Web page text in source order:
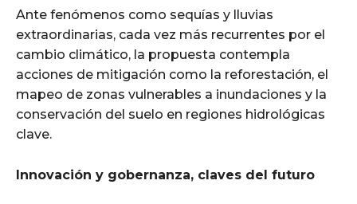
Ante fenómenos como sequías y lluvias
extraordinarias, cada vez más recurrentes por el
cambio climático, la propuesta contempla
acciones de mitigación como la reforestación, el
mapeo de zonas vulnerables a inundaciones y la
conservación del suelo en regiones hidrológicas
clave.
Innovación y gobernanza, claves del futuro